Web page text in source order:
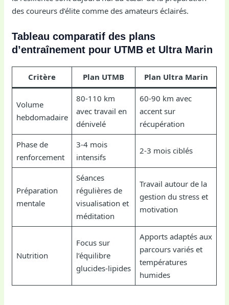
des coureurs d’élite comme des amateurs éclairés.
Tableau comparatif des plans
d’entraînement pour UTMB et Ultra Marin
Critère Plan UTMB Plan Ultra Marin
Volume
hebdomadaire
80-110 km
avec travail en
dénivelé
60-90 km avec
accent sur
récupération
Phase de
renforcement
3-4 mois
intensifs
2-3 mois ciblés
Préparation
mentale
Séances
régulières de
visualisation et
méditation
Travail autour de la
gestion du stress et
motivation
Nutrition
Focus sur
l’équilibre
glucides-lipides
Apports adaptés aux
parcours variés et
températures
humides